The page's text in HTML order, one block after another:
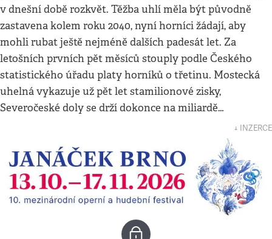
v dnešní době rozkvět. Těžba uhlí měla být původně
zastavena kolem roku 2040, nyní horníci žádají, aby
mohli rubat ještě nejméně dalších padesát let. Za
letošních prvních pět měsíců stouply podle Českého
statistického úřadu platy horníků o třetinu. Mostecká
uhelná vykazuje už pět let stamilionové zisky,
Severočeské doly se drží dokonce na miliardě…
↓ INZERCE